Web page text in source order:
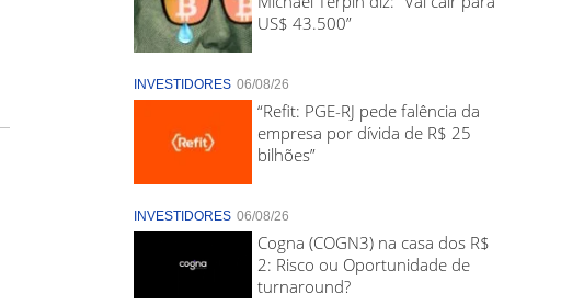
US$ 43.500”
INVESTIDORES 06/08/26
“Refit: PGE-RJ pede falência da
empresa por dívida de R$ 25
bilhões”
INVESTIDORES 06/08/26
Cogna (COGN3) na casa dos R$
2: Risco ou Oportunidade de
turnaround?